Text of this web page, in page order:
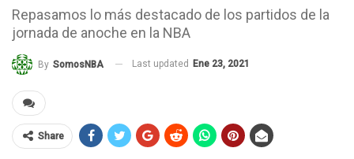
Repasamos lo más destacado de los partidos de la
jornada de anoche en la NBA
By SomosNBA Last updated Ene 23, 2021
Share